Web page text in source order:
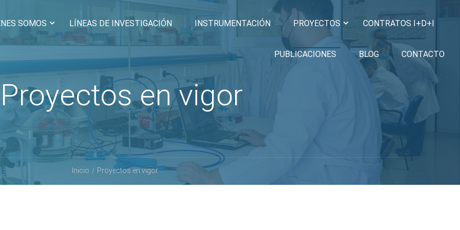
SOMOS LÍNEAS DE INVESTIGACIÓN INSTRUMENTACIÓN PROYECTOS CONTRATOS I+D+I
PUBLICACIONES BLOG CONTACTO
Proyectos en vigor
Inicio Proyectos en vigor